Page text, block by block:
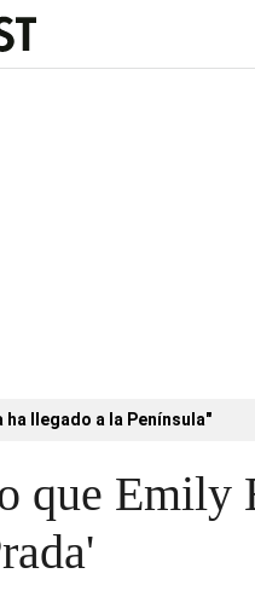
ha llegado a la Península"
que Emily